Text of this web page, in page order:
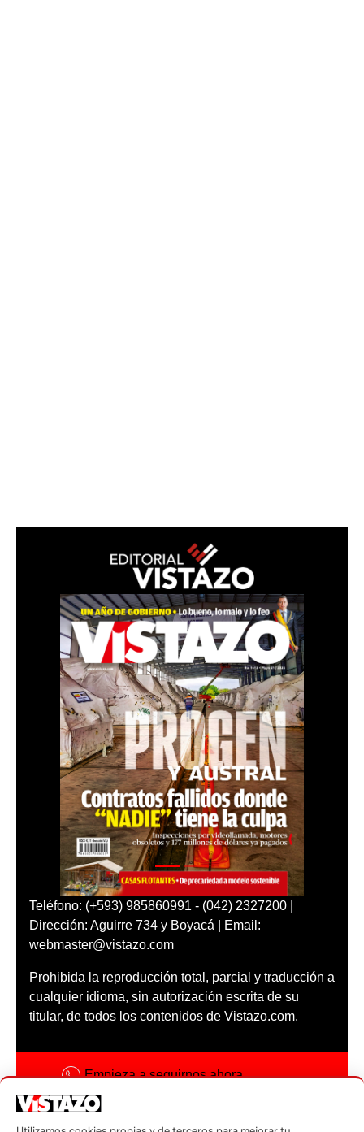
Teléfono: (+593) 985860991 - (042) 2327200 |
Dirección: Aguirre 734 y Boyacá | Email:
webmaster@vistazo.com
Prohibida la reproducción total, parcial y traducción a
cualquier idioma, sin autorización escrita de su
titular, de todos los contenidos de Vistazo.com.
Empieza a seguirnos ahora